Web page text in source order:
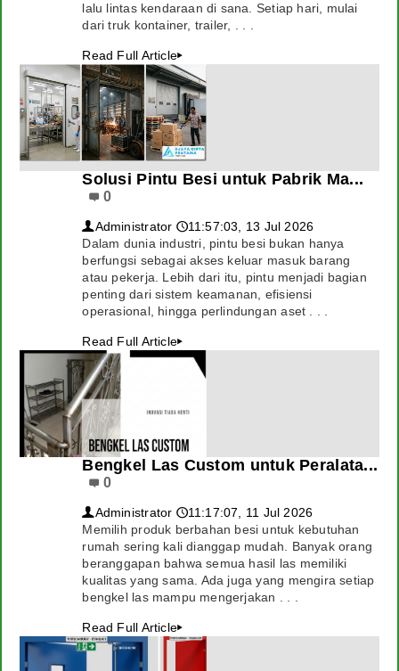
lalu lintas kendaraan di sana. Setiap hari, mulai
dari truk kontainer, trailer, . . .
Read Full Article▸
Solusi Pintu Besi untuk Pabrik Ma...
0
👤Administrator 🕔11:57:03, 13 Jul 2026
Dalam dunia industri, pintu besi bukan hanya
berfungsi sebagai akses keluar masuk barang
atau pekerja. Lebih dari itu, pintu menjadi bagian
penting dari sistem keamanan, efisiensi
operasional, hingga perlindungan aset . . .
Read Full Article▸
Bengkel Las Custom untuk Peralata...
0
👤Administrator 🕔11:17:07, 11 Jul 2026
Memilih produk berbahan besi untuk kebutuhan
rumah sering kali dianggap mudah. Banyak orang
beranggapan bahwa semua hasil las memiliki
kualitas yang sama. Ada juga yang mengira setiap
bengkel las mampu mengerjakan . . .
Read Full Article▸